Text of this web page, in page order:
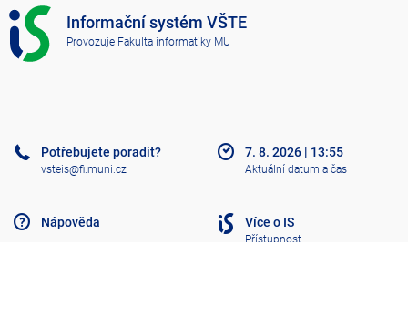
I
S
V
Informační systém VŠTE
Provozuje Fakulta informatiky MU
Potřebujete poradit?
vsteis@fi.muni.cz
Nápověda
7. 8. 2026 | 13:55
Aktuální datum a čas
Více o IS
Přístupnost